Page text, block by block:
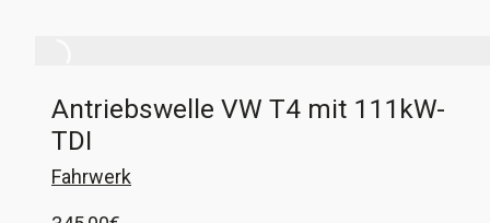
Antriebswelle VW T4 mit 111kW-
TDI
Fahrwerk